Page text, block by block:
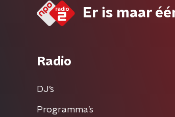
Er is maar
Radio
DJ’s
Programma's